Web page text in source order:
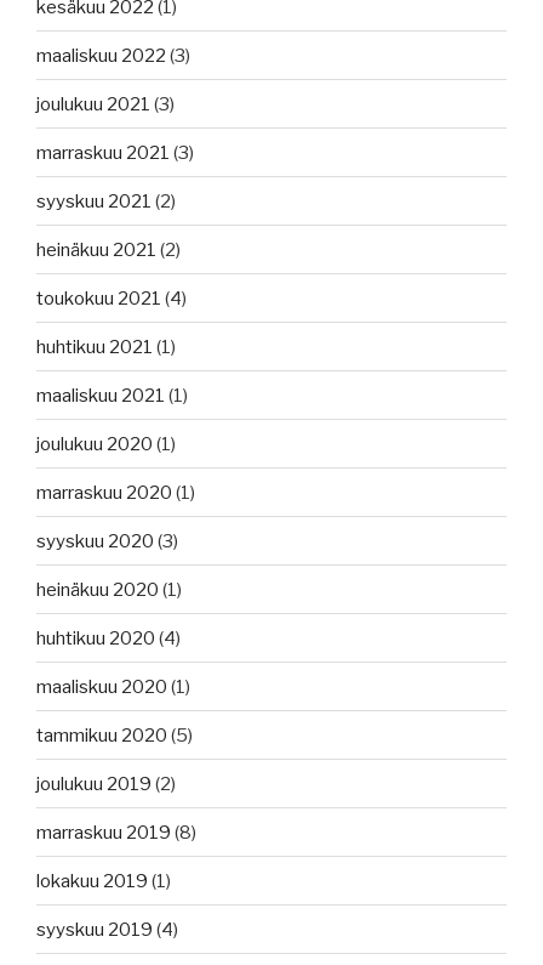
kesäkuu 2022 (1)
maaliskuu 2022 (3)
joulukuu 2021 (3)
marraskuu 2021 (3)
syyskuu 2021 (2)
heinäkuu 2021 (2)
toukokuu 2021 (4)
huhtikuu 2021 (1)
maaliskuu 2021 (1)
joulukuu 2020 (1)
marraskuu 2020 (1)
syyskuu 2020 (3)
heinäkuu 2020 (1)
huhtikuu 2020 (4)
maaliskuu 2020 (1)
tammikuu 2020 (5)
joulukuu 2019 (2)
marraskuu 2019 (8)
lokakuu 2019 (1)
syyskuu 2019 (4)